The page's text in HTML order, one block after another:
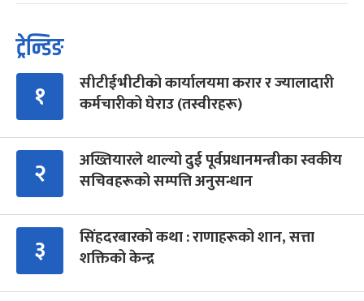
ट्रेन्डिङ
१
सीटीईभीटीको कार्यालयमा करार र ज्यालादारी
कर्मचारीको घेराउ (तस्वीरहरू)
२
अख्तियारले थाल्यो दुई पूर्वप्रधानमन्त्रीका स्वकीय
सचिवहरूको सम्पत्ति अनुसन्धान
३
सिंहदरबारको कथा : राणाहरूको शान, सत्ता
शक्तिको केन्द्र